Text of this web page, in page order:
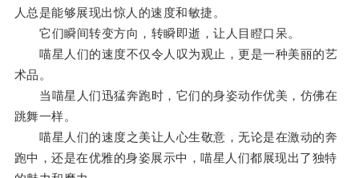
人总是能够展现出惊人的速度和敏捷。
它们瞬间转变方向，转瞬即逝，让人目瞪口呆。
喵星人们的速度不仅令人叹为观止，更是一种美丽的艺
术品。
当喵星人们迅猛奔跑时，它们的身姿动作优美，仿佛在
跳舞一样。
喵星人们的速度之美让人心生敬意，无论是在激动的奔
跑中，还是在优雅的身姿展示中，喵星人们都展现出了独特